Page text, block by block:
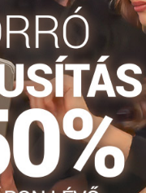
20 DEN-es
PinterestReddit LinkedIn